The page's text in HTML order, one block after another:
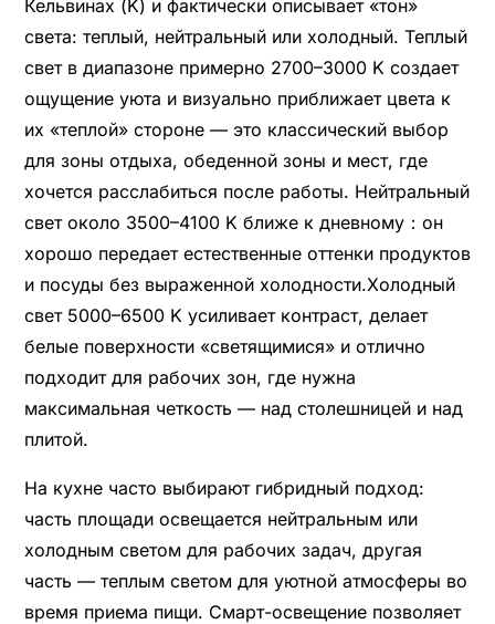
Кельвинах (K) и фактически описывает «тон»
света: теплый, нейтральный или холодный. Теплый
свет в диапазоне примерно 2700–3000 K создает
ощущение уюта и визуально приближает цвета к
их «теплой» стороне — это классический выбор
для зоны отдыха, обеденной зоны и мест, где
хочется расслабиться после работы. Нейтральный
свет около 3500–4100 K ближе к дневному：он
хорошо передает естественные оттенки продуктов
и посуды без выраженной холодности.Холодный
свет 5000–6500 K усиливает контраст, делает
белые поверхности «светящимися» и отлично
подходит для рабочих зон, где нужна
максимальная четкость — над столешницей и над
плитой.
На кухне часто выбирают гибридный подход:
часть площади освещается нейтральным или
холодным светом для рабочих задач, другая
часть — теплым светом для уютной атмосферы во
время приема пищи. Смарт-освещение позволяет